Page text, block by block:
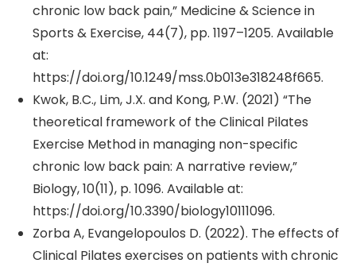
chronic low back pain,” Medicine & Science in
Sports & Exercise, 44(7), pp. 1197–1205. Available
at:
https://doi.org/10.1249/mss.0b013e318248f665.
Kwok, B.C., Lim, J.X. and Kong, P.W. (2021) “The
theoretical framework of the Clinical Pilates
Exercise Method in managing non-specific
chronic low back pain: A narrative review,”
Biology, 10(11), p. 1096. Available at:
https://doi.org/10.3390/biology10111096.
Zorba A, Evangelopoulos D. (2022). The effects of
Clinical Pilates exercises on patients with chronic